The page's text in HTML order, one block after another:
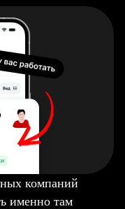
компаний
именно там